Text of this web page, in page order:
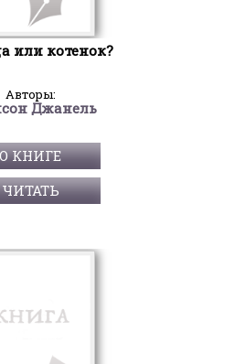
или котенок?
Авторы:
Джанель
О КНИГЕ
ЧИТАТЬ